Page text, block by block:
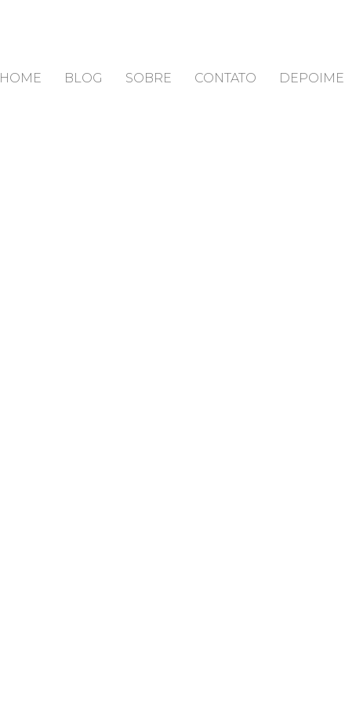
HOME BLOG SOBRE CONTATO